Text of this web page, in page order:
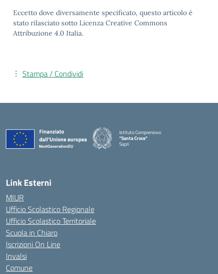
Eccetto dove diversamente specificato, questo articolo è
stato rilasciato sotto Licenza Creative Commons
Attribuzione 4.0 Italia.
Stampa / Condividi
Istituto Comprensivo
"Santa Croce"
Sapri
— Visita la pagina iniziale della scuola
Link Esterni
MIUR
Ufficio Scolastico Regionale
Ufficio Scolastico Territoriale
Scuola in Chiaro
Iscrizioni On Line
Invalsi
Comune